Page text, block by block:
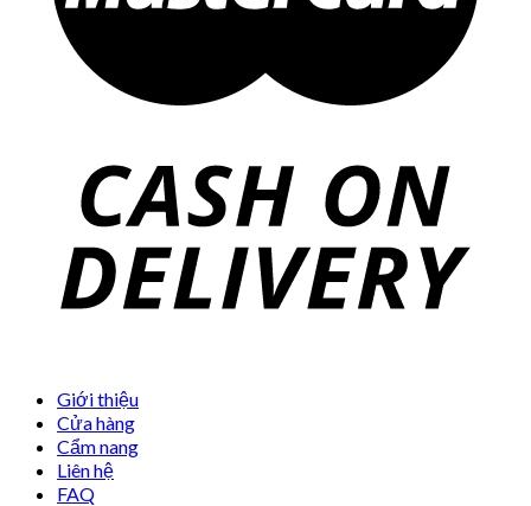
Giới thiệu
Cửa hàng
Cẩm nang
Liên hệ
FAQ